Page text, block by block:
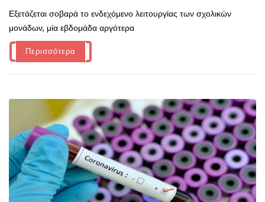
Εξετάζεται σοβαρά το ενδεχόμενο λειτουργίας των σχολικών
μονάδων, μία εβδομάδα αργότερα
Περισσότερα